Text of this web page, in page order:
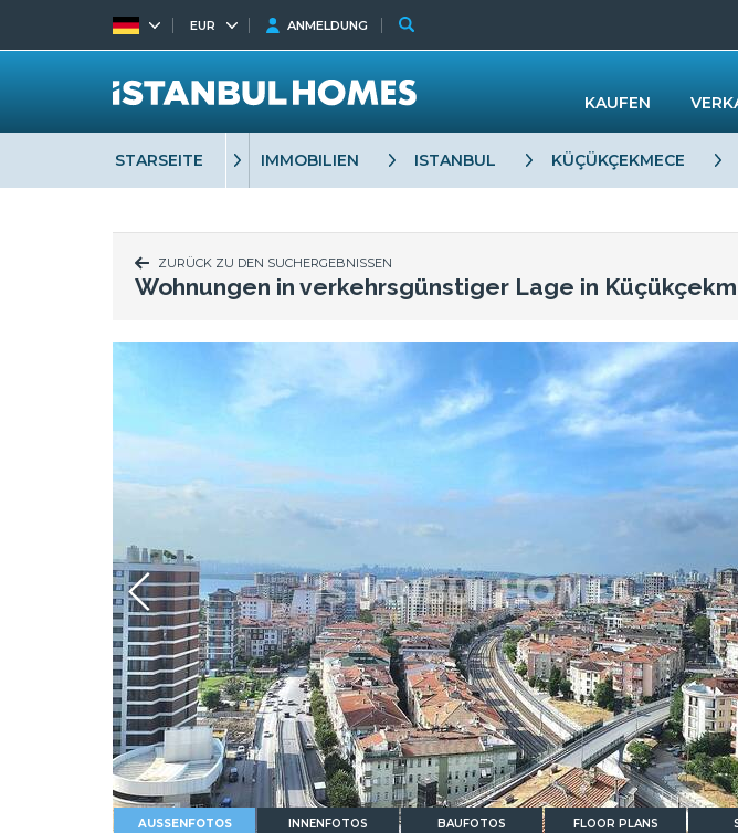
STARSEITE IMMOBILIEN ISTANBUL KÜÇÜKÇEKMECE
ZURÜCK ZU DEN SUCHERGEBNISSEN
Wohnungen in verkehrsgünstiger Lage in
AUSSENFOTOS INNENFOTOS BAUFOTOS FLOOR PLANS
Whatsapp
EUR ANMELDUNG
KAUFEN